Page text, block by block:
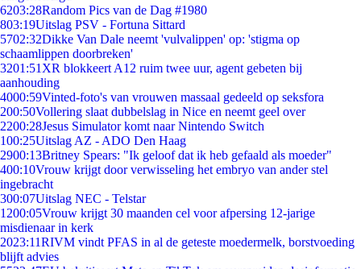
6203:28Random Pics van de Dag #1980
803:19Uitslag PSV - Fortuna Sittard
5702:32Dikke Van Dale neemt 'vulvalippen' op: 'stigma op
schaamlippen doorbreken'
3201:51 XR blokkeert A12 ruim twee uur, agent gebeten bij
aanhouding
4000:59Vinted-foto's van vrouwen massaal gedeeld op seksfora
200:50Vollering slaat dubbelslag in Nice en neemt geel over
2200:28Jesus Simulator komt naar Nintendo Switch
100:25Uitslag AZ - ADO Den Haag
2900:13Britney Spears: "Ik geloof dat ik heb gefaald als moeder"
400:10Vrouw krijgt door verwisseling het embryo van ander stel
ingebracht
300:07Uitslag NEC - Telstar
1200:05Vrouw krijgt 30 maanden cel voor afpersing 12-jarige
misdienaar in kerk
2023:11RIVM vindt PFAS in al de geteste moedermelk, borstvoeding
blijft advies